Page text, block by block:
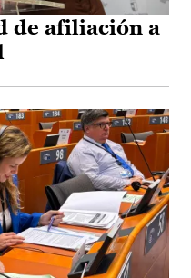
de afiliación a